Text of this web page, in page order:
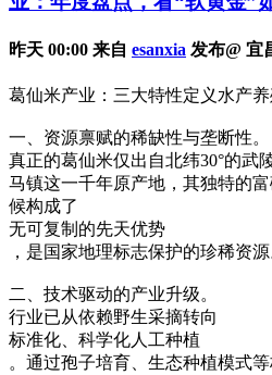
昨天 00:00 来自 esanxia 发布@ 宜
葛仙米产业：三大特性定义水产
一、资源禀赋的稀缺性与垄断性。
真正的葛仙米仅出自北纬30°的武
马镇这一千年原产地，其独特的
候构成了
无可复制的先天优势
，是国家地理标志保护的珍稀资源
二、技术驱动的产业升级。
行业已从依赖野生采摘转向
标准化、科学化人工种植
。通过孢子培育、生态种植模式